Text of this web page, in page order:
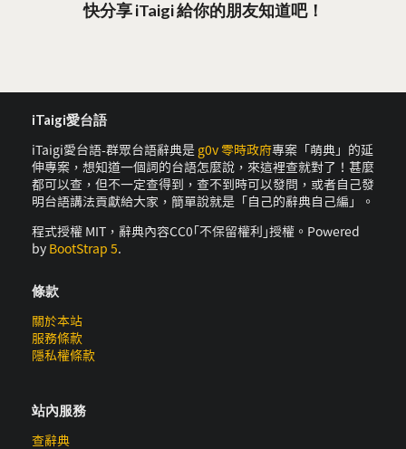
快分享 iTaigi 給你的朋友知道吧！
iTaigi愛台語
iTaigi愛台語-群眾台語辭典是 g0v 零時政府專案「萌典」的延
伸專案，想知道一個詞的台語怎麼說，來這裡查就對了！甚麼
都可以查，但不一定查得到，查不到時可以發問，或者自己發
明台語講法貢獻給大家，簡單說就是「自己的辭典自己編」。
程式授權 MIT，辭典內容CC0｢不保留權利｣授權。Powered
by BootStrap 5.
條款
關於本站
服務條款
隱私權條款
站內服務
查辭典